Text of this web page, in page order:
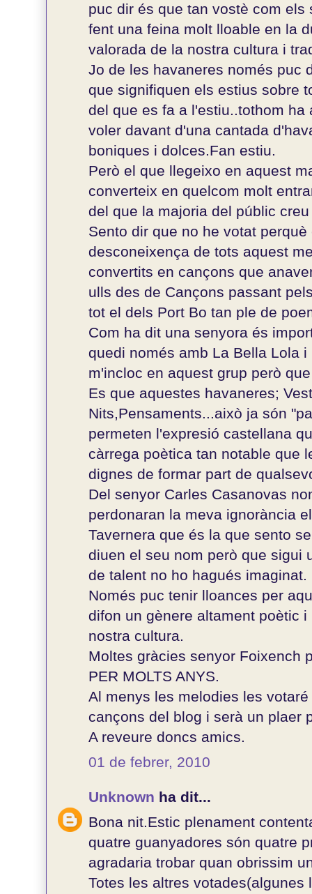
puc dir és que tan vostè com
fent una feina molt lloable en la
valorada de la nostra cultura i
Jo de les havaneres només puc
que signifiquen els estius sobre
del que es fa a l'estiu..tothom ha
voler davant d'una cantada
boniques i dolces.Fan estiu.
Però el que llegeixo en aquest
converteix en quelcom molt
del que la majoria del públic
Sento dir que no he votat
desconeixença de tots aquest
convertits en cançons que
ulls des de Cançons passant
tot el dels Port Bo tan ple de
Com ha dit una senyora és
quedi només amb La Bella Lola
m'incloc en aquest grup però
Es que aquestes havaneres;
Nits,Pensaments...això ja són
permeten l'expresió castellana
càrrega poètica tan notable que
dignes de formar part de
Del senyor Carles Casanovas
perdonaran la meva ignorància
Tavernera que és la que sento
diuen el seu nom però que sigui
de talent no ho hagués imaginat.
Només puc tenir lloances per
difon un gènere altament poètic
nostra cultura.
Moltes gràcies senyor Foixench
PER MOLTS ANYS.
Al menys les melodies les
cançons del blog i serà un plaer
A reveure doncs amics.
01 de febrer, 2010
Unknown ha dit...
Bona nit.Estic plenament
quatre guanyadores són quatre
agradaria trobar quan obrissim
Totes les altres